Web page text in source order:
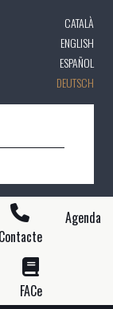
CATALÀ
ENGLISH
ESPAÑOL
DEUTSCH
Contacte
Agenda
FACe